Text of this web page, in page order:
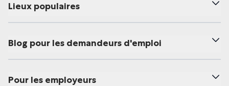
Lieux populaires
Blog pour les demandeurs d'emploi
Pour les employeurs